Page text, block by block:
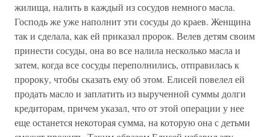
жилища, налить в каждый из сосудов немного масла.
Господь же уже наполнит эти сосуды до краев. Женщина
так и сделала, как ей приказал пророк. Велев детям своим
принести сосуды, она во все налила несколько масла и
затем, когда все сосуды переполнились, отправилась к
пророку, чтобы сказать ему об этом. Елисей повелел ей
продать масло и заплатить из вырученной суммы долги
кредиторам, причем указал, что от этой операции у нее
еще останется некоторая сумма, на которую она с детьми